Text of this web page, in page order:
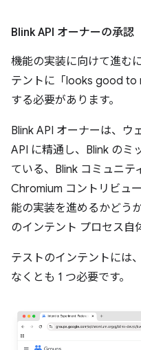
Blink API オーナーの承認
機能の実装に向けて進むに
テントに「looks good to
する必要があります。
Blink API オーナーは、ウ
API に精通し、Blink のミ
ている、Blink コミュニ
Chromium コントリビュ
能の実装を進めるかどう
のインテント プロセス自
テストのインテントには
なくとも 1 つ必要です。